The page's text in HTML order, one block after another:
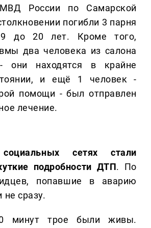
России по Самарской
погибли 3 парня
до 20 лет. Кроме того,
два человека из салона
они находятся в крайне
и ещё 1 человек -
помощи - был отправлен
лечение.
сетях стали
подробности ДТП. По
попавшие в аварию
не сразу.
минут трое были живы.